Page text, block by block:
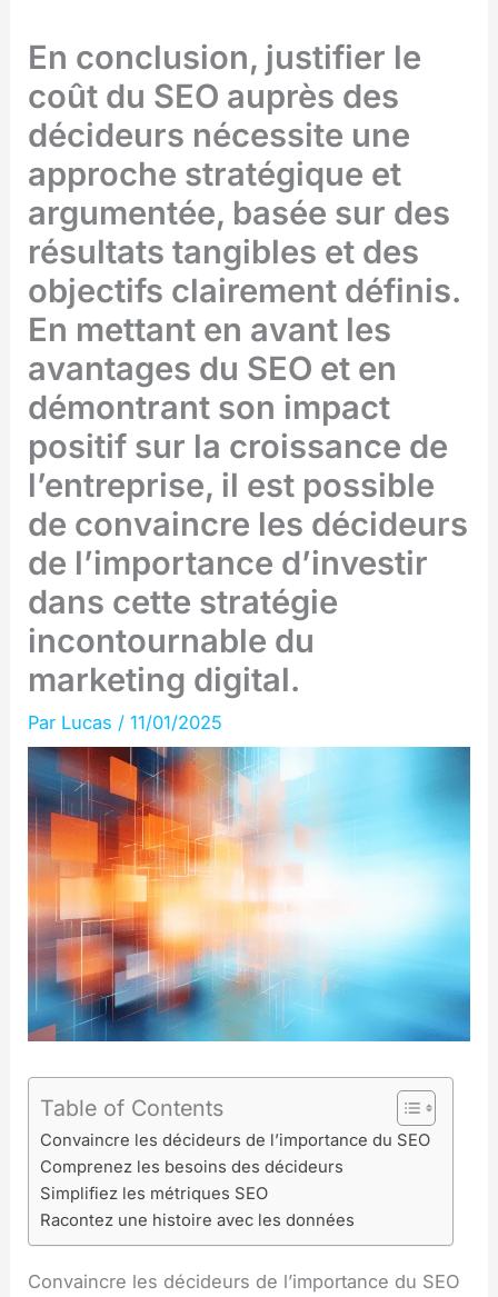
En conclusion, justifier le
coût du SEO auprès des
décideurs nécessite une
approche stratégique et
argumentée, basée sur des
résultats tangibles et des
objectifs clairement définis.
En mettant en avant les
avantages du SEO et en
démontrant son impact
positif sur la croissance de
l’entreprise, il est possible
de convaincre les décideurs
de l’importance d’investir
dans cette stratégie
incontournable du
marketing digital.
Par Lucas /11/01/2025
Table of Contents
Convaincre les décideurs de l’importance du SEO
Comprenez les besoins des décideurs
Simplifiez les métriques SEO
Racontez une histoire avec les données
Convaincre les décideurs de l’importance du SEO